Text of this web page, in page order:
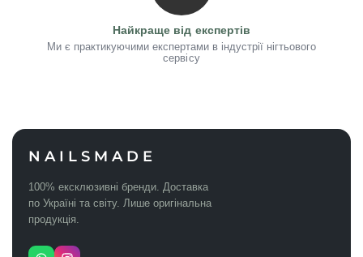
Найкраще від експертів
Ми є практикуючими експертами в індустрії нігтьового
сервісу
NAILSMADE
100% ексклюзивні бренди. Доставка
по Україні та світу. Лише оригінальна
продукція.